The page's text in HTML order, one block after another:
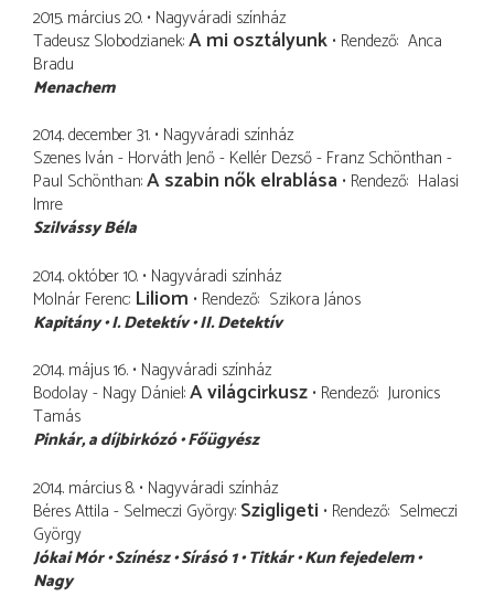
2015. március 20. Nagyváradi színház
Tadeusz Slobodzianek A mi osztályunk Rendező Anca
Bradu
Menachem
2014. december 31. Nagyváradi színház
Szenes Iván - Horváth Jenő - Kellér Dezső - Franz Schönthan -
Paul Schönthan A szabin nők elrablása Rendező Halasi
Imre
Szilvássy Béla
2014. október 10. Nagyváradi színház
Molnár Ferenc Liliom Rendező Szikora János
Kapitány I. Detektív II. Detektív
2014. május 16. Nagyváradi színház
Bodolay - Nagy Dániel A világcirkusz Rendező Juronics
Tamás
Pinkár a díjbirkózó Főügyész
2014. március 8. Nagyváradi színház
Béres Attila - Selmeczi György Szigligeti Rendező Selmeczi
György
Jókai Mór Színész Sírásó 1 Titkár Kun fejedelem
Nagy